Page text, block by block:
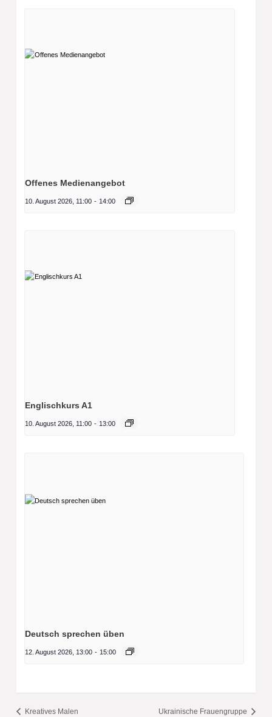
Offenes Medienangebot
10. August 2026, 11:00 - 14:00
Englischkurs A1
10. August 2026, 11:00 - 13:00
Deutsch sprechen üben
12. August 2026, 13:00 - 15:00
Kreatives Malen Ukrainische Frauengruppe